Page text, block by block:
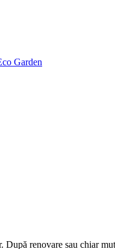
Garden
renovare sau chiar